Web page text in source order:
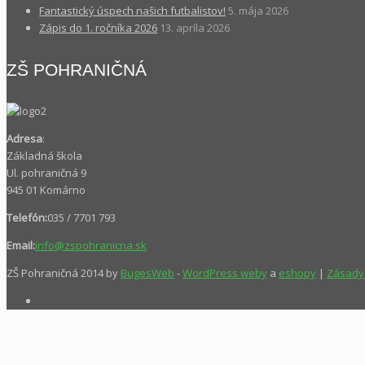
Fantastický úspech našich futbalistov! 5. mája 2026
Zápis do 1. ročníka 2026 13. apríla 2026
ZŠ POHRANIČNÁ
Adresa:
Základná škola
Ul. pohraničná 9
945 01 Komárno
Telefón:035 / 7701 793
Email:info@zspohranicna.sk
ZŠ Pohraničná 2014 by BugesWeb -WordPress weby a eshopy |